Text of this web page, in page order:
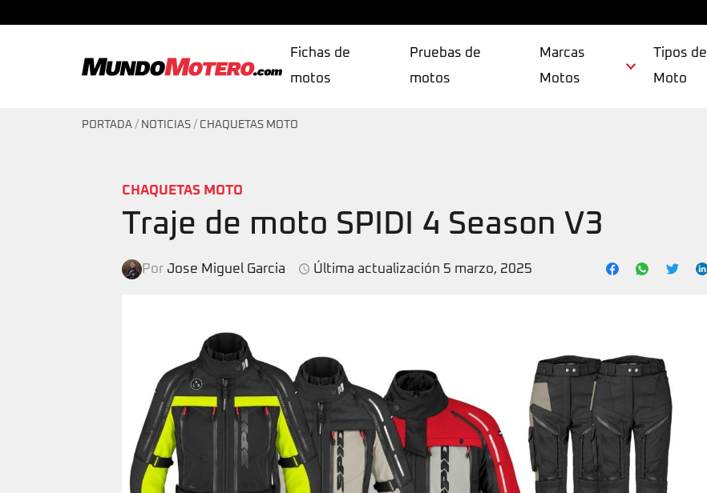
Fichas de
motos
Pruebas de
motos
Marcas
Motos
Tipos de
Moto
PORTADA / NOTICIAS / CHAQUETAS MOTO
CHAQUETAS MOTO
Traje de moto SPIDI 4 Season V3
Por Jose Miguel Garcia Última actualización 5 marzo, 2025